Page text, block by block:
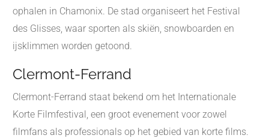
ophalen in Chamonix. De stad organiseert het Festival
des Glisses, waar sporten als skiën, snowboarden en
ijsklimmen worden getoond.
Clermont-Ferrand
Clermont-Ferrand staat bekend om het Internationale
Korte Filmfestival, een groot evenement voor zowel
filmfans als professionals op het gebied van korte films.